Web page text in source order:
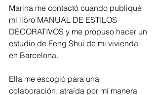
Marina me contactó cuando publiqué
mi libro MANUAL DE ESTILOS
DECORATIVOS y me propuso hacer un
estudio de Feng Shui de mi vivienda
en Barcelona.
Ella me escogió para una
colaboración, atraída por mi manera